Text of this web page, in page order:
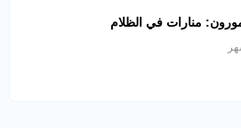
منارات في الظلام